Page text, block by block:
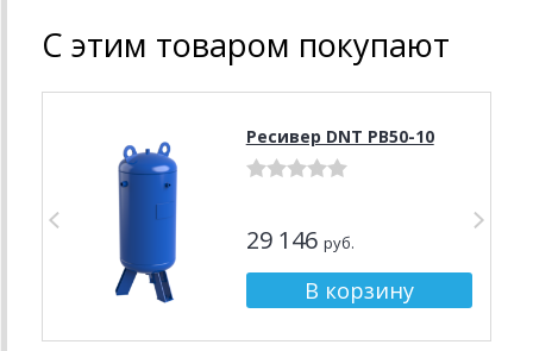
С этим товаром покупают
Ресивер DNT РВ50-10
29 146 руб.